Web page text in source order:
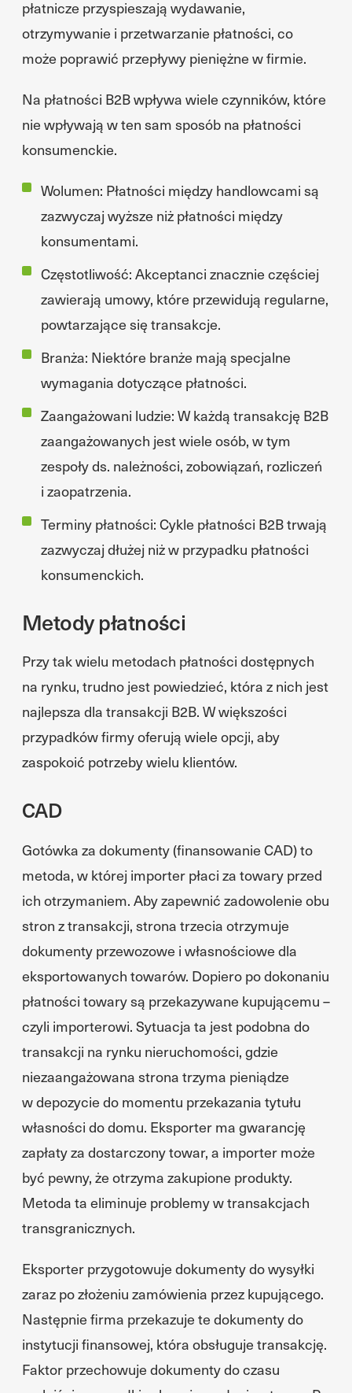
płatnicze przyspieszają wydawanie,
otrzymywanie i przetwarzanie płatności, co
może poprawić przepływy pieniężne w firmie.
Na płatności B2B wpływa wiele czynników, które
nie wpływają w ten sam sposób na płatności
konsumenckie.
Wolumen: Płatności między handlowcami są
zazwyczaj wyższe niż płatności między
konsumentami.
Częstotliwość: Akceptanci znacznie częściej
zawierają umowy, które przewidują regularne,
powtarzające się transakcje.
Branża: Niektóre branże mają specjalne
wymagania dotyczące płatności.
Zaangażowani ludzie: W każdą transakcję B2B
zaangażowanych jest wiele osób, w tym
zespoły ds. należności, zobowiązań, rozliczeń
i zaopatrzenia.
Terminy płatności: Cykle płatności B2B trwają
zazwyczaj dłużej niż w przypadku płatności
konsumenckich.
Metody płatności
Przy tak wielu metodach płatności dostępnych
na rynku, trudno jest powiedzieć, która z nich jest
najlepsza dla transakcji B2B. W większości
przypadków firmy oferują wiele opcji, aby
zaspokoić potrzeby wielu klientów.
CAD
Gotówka za dokumenty (finansowanie CAD) to
metoda, w której importer płaci za towary przed
ich otrzymaniem. Aby zapewnić zadowolenie obu
stron z transakcji, strona trzecia otrzymuje
dokumenty przewozowe i własnościowe dla
eksportowanych towarów. Dopiero po dokonaniu
płatności towary są przekazywane kupującemu –
czyli importerowi. Sytuacja ta jest podobna do
transakcji na rynku nieruchomości, gdzie
niezaangażowana strona trzyma pieniądze
w depozycie do momentu przekazania tytułu
własności do domu. Eksporter ma gwarancję
zapłaty za dostarczony towar, a importer może
być pewny, że otrzyma zakupione produkty.
Metoda ta eliminuje problemy w transakcjach
transgranicznych.
Eksporter przygotowuje dokumenty do wysyłki
zaraz po złożeniu zamówienia przez kupującego.
Następnie firma przekazuje te dokumenty do
instytucji finansowej, która obsługuje transakcję.
Faktor przechowuje dokumenty do czasu